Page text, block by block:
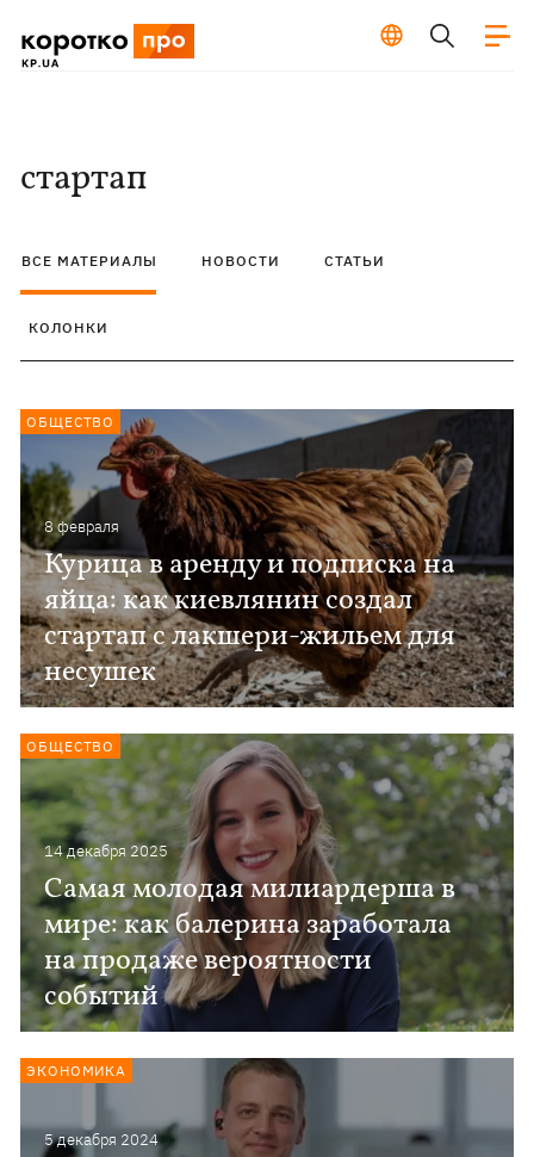
стартап
ВСЕ МАТЕРИАЛЫ НОВОСТИ СТАТЬИ
КОЛОНКИ
8 февраля
Курица в аренду и подписка на
яйца: как киевлянин создал
стартап с лакшери-жильем для
несушек
ОБЩЕСТВО
14 декабря 2025
Самая молодая милиардерша в
мире: как балерина заработала
на продаже вероятности
событий
ОБЩЕСТВО
5 декабря 2024
ЭКОНОМИКА